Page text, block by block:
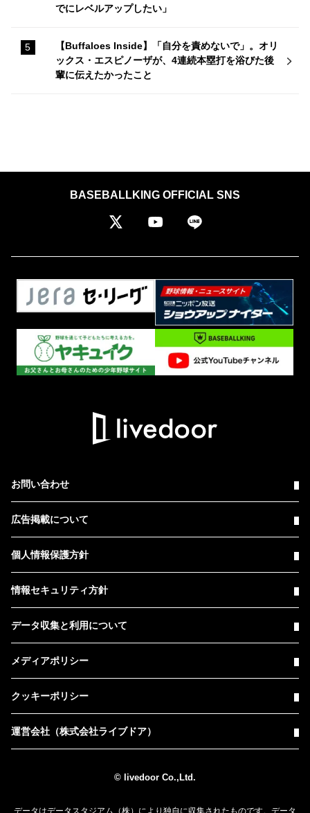
でにレベルアップしたい」
【Buffaloes Inside】「自分を責めないで」。オリ
ックス・エスピノーザが、4連続本塁打を浴びた後
輩に伝えたかったこと
BASEBALLKING OFFICIAL SNS
お問い合わせ
広告掲載について
個人情報保護方針
情報セキュリティ方針
データ収集と利用について
メディアポリシー
クッキーポリシー
運営会社（株式会社ライブドア）
© livedoor Co.,Ltd.
データはデータスタジアム（株）により独自に収集されたものです。データ